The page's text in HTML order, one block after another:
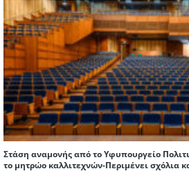
Στάση αναμονής από το Υφυπουργείο
το μητρώο καλλιτεχνών-Περιμένει σχόλια